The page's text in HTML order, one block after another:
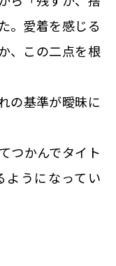
。愛着を感じる
、この二点を根
の基準が曖昧に
つかんでタイト
ようになってい